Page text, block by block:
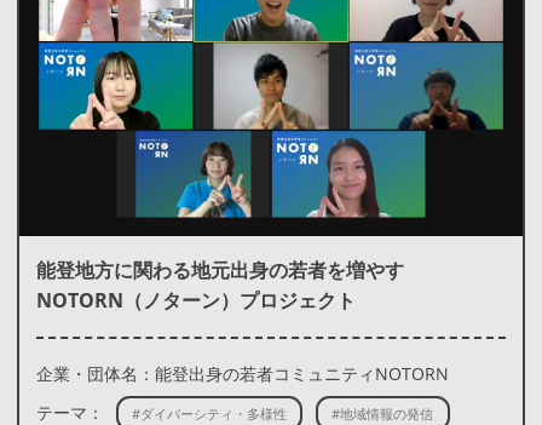
能登地方に関わる地元出身の若者を増やす
NOTORN（ノターン）プロジェクト
企業・団体名：能登出身の若者コミュニティNOTORN
テーマ：
#ダイバーシティ・多様性 #地域情報の発信